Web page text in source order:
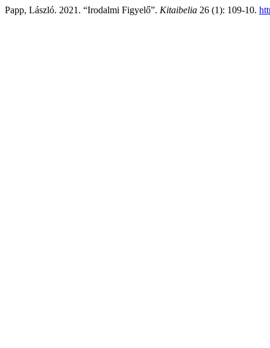
Papp, László. 2021. “Irodalmi Figyelő”. Kitaibelia 26 (1): 109-10.